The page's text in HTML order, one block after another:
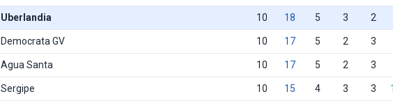
Uberlandia 10 18 5 3 2
Democrata GV 10 17 5 2 3
Agua Santa 10 17 5 2 3
Sergipe 10 15 4 3 3